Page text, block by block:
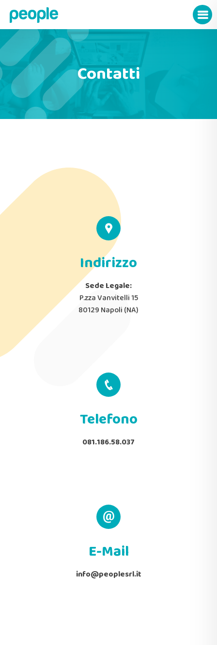
Contatti
Indirizzo
Sede Legale:
P.zza Vanvitelli 15
80129 Napoli (NA)
Telefono
081.186.58.037
E-Mail
info@peoplesrl.it